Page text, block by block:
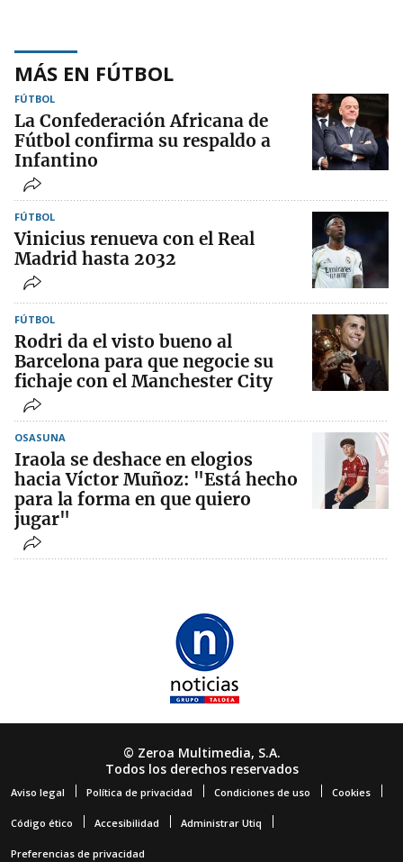
MÁS EN FÚTBOL
FÚTBOL
La Confederación Africana de
Fútbol confirma su respaldo a
Infantino
FÚTBOL
Vinicius renueva con el Real
Madrid hasta 2032
FÚTBOL
Rodri da el visto bueno al
Barcelona para que negocie su
fichaje con el Manchester City
OSASUNA
Iraola se deshace en elogios
hacia Víctor Muñoz: "Está hecho
para la forma en que quiero
jugar"
© Zeroa Multimedia, S.A.
Todos los derechos reservados
Aviso legal Política de privacidad Condiciones de uso Cookies
Código ético Accesibilidad Administrar Utiq
Preferencias de privacidad